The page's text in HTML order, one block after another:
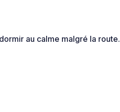
au calme malgré la route.